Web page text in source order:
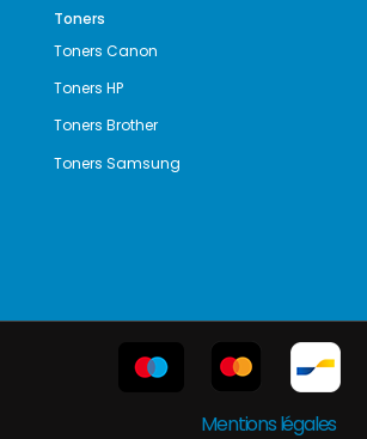
Toners
Toners Canon
Toners HP
Toners Brother
Toners Samsung
Mentions légales